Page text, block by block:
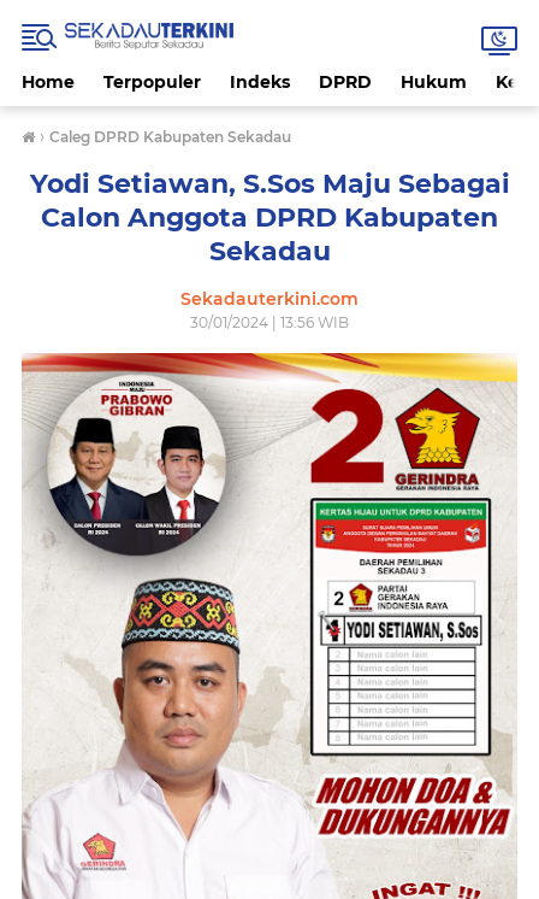
Home Terpopuler Indeks DPRD Hukum
› Caleg DPRD Kabupaten Sekadau
Yodi Setiawan, S.Sos Maju Sebagai
Calon Anggota DPRD Kabupaten
Sekadau
Sekadauterkini.com
30/01/2024 | 13:56 WIB